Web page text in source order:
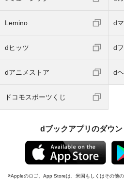
Lemino d
dヒッツ d
dアニメストア d
ドコモスポーツくじ
dブックアプリのダウ
Appleのロゴ、App Storeは、米国もしくはその他